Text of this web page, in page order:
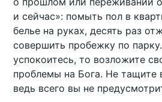
и сейчас»: помыть пол в
белье на руках, десять раз
совершить пробежку по
успокоитесь, то возложите
проблемы на Бога. Не тащите
ведь всего вы не